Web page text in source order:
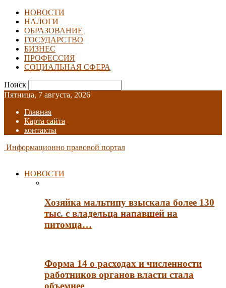
НОВОСТИ
НАЛОГИ
ОБРАЗОВАНИЕ
ГОСУДАРСТВО
БИЗНЕС
ПРОФЕССИЯ
СОЦИАЛЬНАЯ СФЕРА
Поиск
Пятница, 7 августа, 2026
Главная
Карта сайта
контакты
Информационно правовой портал
НОВОСТИ
Хозяйка мальтипу взыскала более 130
тыс. с владельца напавшей на
питомца…
Форма 14 о расходах и численности
работников органов власти стала
объемнее